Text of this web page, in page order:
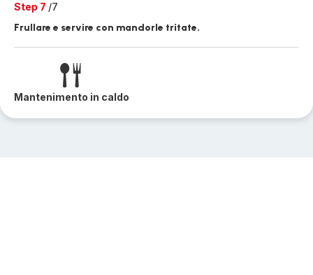
Step 7 /7
Frullare e servire con mandorle tritate.
Mantenimento in caldo